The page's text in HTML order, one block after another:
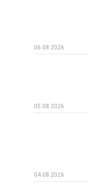
ИТОГИ МЕРОПРИЯТИЙ
06.08.2026
05.08.2026
04.08.2026